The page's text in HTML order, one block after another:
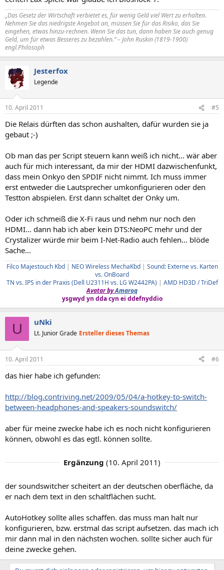
„Das Gesetz der Wirtschaft verbietet es, für wenig Geld viel Wert zu erhalten.
Nehmen Sie das niedrigste Angebot an, müssen Sie für das Risiko, das Sie
eingehen, etwas hinzu-rechnen. Wenn Sie das tun, dann haben Sie auch genug
Geld, um für etwas Besseres zu bezahlen.“ – John Ruskin (1819-1900)
engl.Philosoph
Jesterfox
Legende
10. April 2011 #5
Die Relais dürften das schon aushalten, dafür wurden sie ja
gebaut ;-)
Ob man das per Script steuern kann weiß ich nicht... wär aber
auch für mich interessant, da mir der HDMI dazwischenfunkt,
dass mein Onkyo den SPDIF nicht nimmt. Ich muss immer
erst entweder die Lautsprecher umkonfigurieren oder den
Testton abspielen. Erst dann schaltet der Onky um.
Oder ich schmeiß die X-Fi raus und nehm nur noch den
HDMI... dann hab ich aber kein DTS:NeoPC mehr und der
Crystalizer würde mir beim I-Net-Radio auch fehlen... blöde
Sache...
Filco Majestouch Kbd| NEO Wireless MechaKbd| Sound: Externe vs. Karten
vs. OnBoard
TN vs. IPS in der Praxis (Dell U2311H vs. LG W2442PA) | AMD HD3D / TriDef
Avatar byAmaroq
ysgwyd yn dda cyn ei ddefnyddio
U uNki
Lt. Junior Grade Ersteller dieses Themas
10. April 2011 #6
das hier habe ich gefunden:
http://blog.contriving.net/2009/05/04/a-hotkey-to-switch-
between-headphones-and-speakers-soundswitch/
aber für meine zwecke habe ich es noch nicht konfigurieren
können, obwohl es das egtl. können sollte.
Ergänzung (10. April 2011)
der soundswitcher scheitert an der deutschen oberfläche, da
er nach dem text in den schaltflächen sucht.
AutoHotkey sollte alles schaffen. das muss man halt nur
konfigurieren, bzw. erstmal das script aufsetzen. das mach ich
mir dann mal in den nächsten wochen. sollte sicher auch für
deine zwecke gehen.